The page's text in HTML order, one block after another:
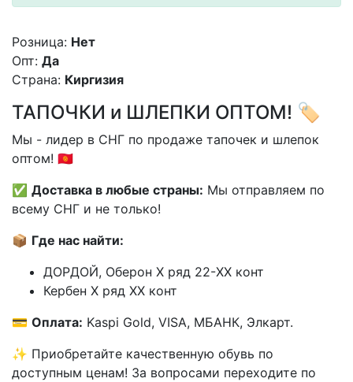
Розница: Нет
Опт: Да
Страна: Киргизия
ТАПОЧКИ и ШЛЕПКИ ОПТОМ! 🏷️
Мы - лидер в СНГ по продаже тапочек и шлепок
оптом! 🇰🇬
✅ Доставка в любые страны: Мы отправляем по
всему СНГ и не только!
📦 Где нас найти:
ДОРДОЙ, Оберон X ряд 22-XX конт
Кербен X ряд XX конт
💳 Оплата: Kaspi Gold, VISA, МБАНК, Элкарт.
✨ Приобретайте качественную обувь по
доступным ценам! За вопросами переходите по